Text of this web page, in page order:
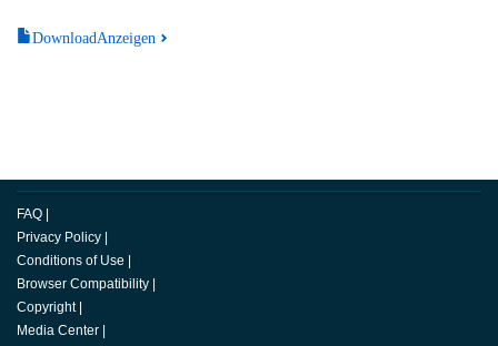
DownloadAnzeigen
FAQ
Privacy Policy
Conditions of Use
Browser Compatibility
Copyright
Media Center